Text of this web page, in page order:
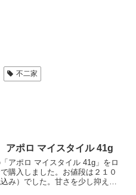
不二家
ポロ マイスタイル 41g
アポロ マイスタイル 41g」をロ
購入しました。お値段は２１０
み）でした。甘さを少し抑えた